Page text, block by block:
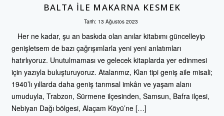
BALTA ILE MAKARNA KESMEK
Tarih: 13 Ağustos 2023
Her ne kadar, şu an baskıda olan anılar kitabımı güncelleyip
genişletsem de bazı çağrışımlarla yeni yeni anlatımları
hatırlıyoruz. Unutulmaması ve gelecek kitaplarda yer edinmesi
için yazıyla buluşturuyoruz. Atalarımız, Klan tipi geniş aile misali;
1940’lı yıllarda daha geniş tarımsal imkân ve yaşam alanı
umuduyla, Trabzon, Sürmene ilçesinden, Samsun, Bafra ilçesi,
Nebiyan Dağı bölgesi, Alaçam Köyü’ne […]